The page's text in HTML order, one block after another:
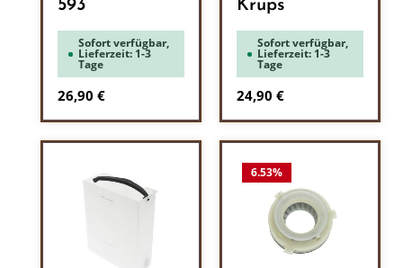
593
Sofort verfügbar,
Lieferzeit: 1-3
Tage
Regulärer Preis:
26,90 €
Krups
Sofort verfügbar,
Lieferzeit: 1-3
Tage
Regulärer Preis:
24,90 €
6.53%